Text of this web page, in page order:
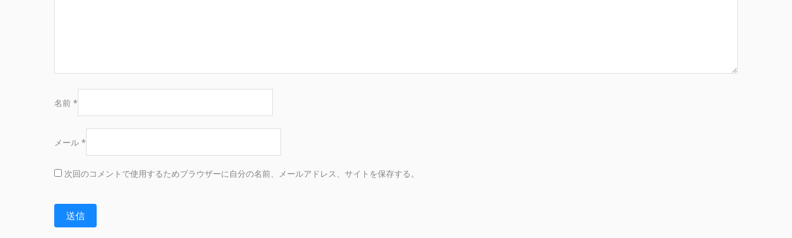
名前 *
メール *
次回のコメントで使用するためブラウザーに自分の名前、メールアドレス、サイトを保存する。